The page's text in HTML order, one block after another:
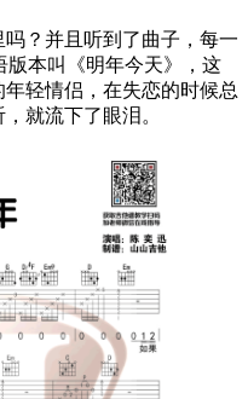
吗？并且听到了曲子，每一
本叫《明年今天》，这
轻情侣，在失恋的时候总
就流下了眼泪。